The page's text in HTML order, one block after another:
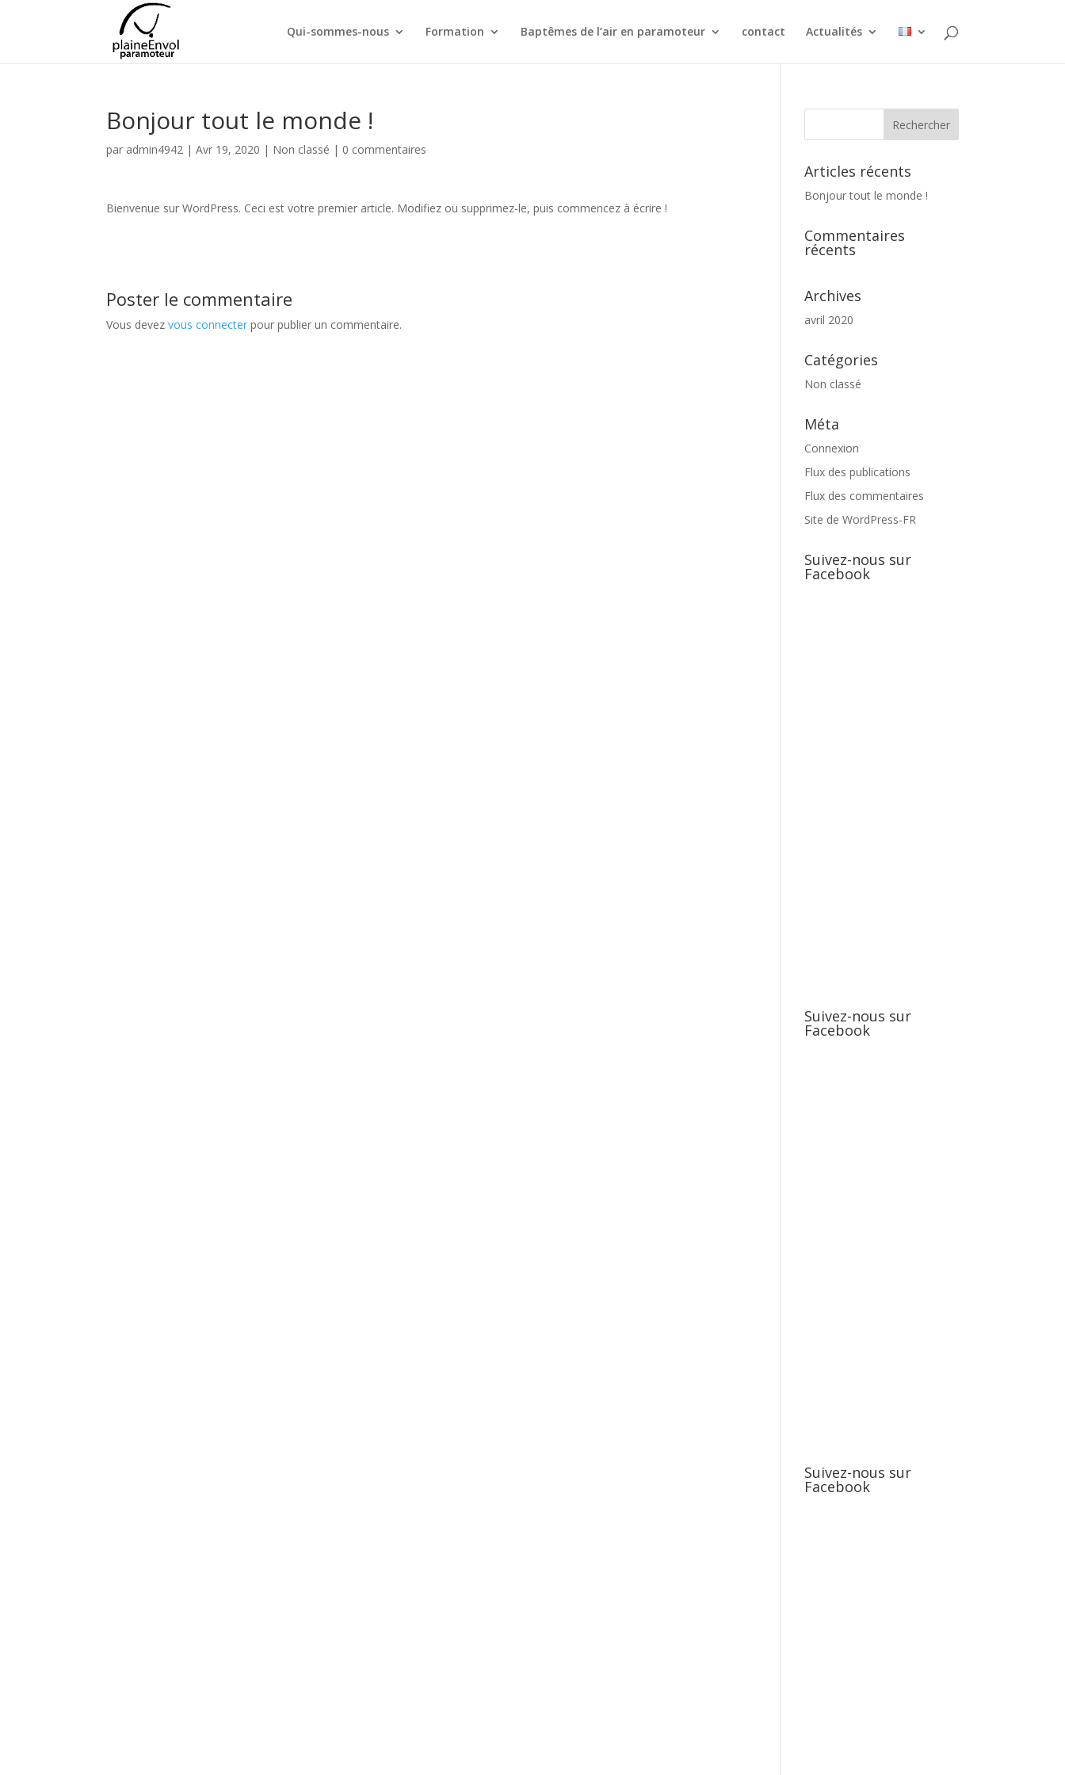
Qui-sommes-nous Formation Baptêmes de l’air en paramoteur contact Actualités
Bonjour tout le monde !
par admin4942 |Avr 19, 2020 | Non classé | 0 commentaires
Bienvenue sur WordPress. Ceci est votre premier article. Modifiez ou supprimez-le, puis commencez à écrire !
Poster le commentaire
Vous devezvous connecter pour publier un commentaire.
Articles récents
Bonjour tout le monde !
Commentaires
récents
Archives
avril 2020
Catégories
Non classé
Méta
Connexion
Flux des publications
Flux des commentaires
Site de WordPress-FR
Suivez-nous sur
Facebook
Suivez-nous sur
Facebook
Suivez-nous sur
Facebook